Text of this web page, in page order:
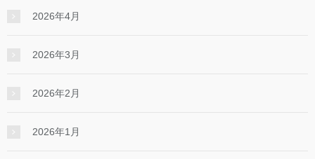
2026年4月
2026年3月
2026年2月
2026年1月